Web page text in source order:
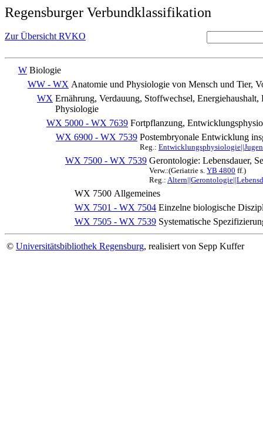
Regensburger Verbundklassifikation
Zur Übersicht RVKO
W Biologie
WW - WX Anatomie und Physiologie von Mensch und Tier,
WX Ernährung, Verdauung, Stoffwechsel,
Physiologie
WX 5000 - WX 7639 Fortpflanzung,
WX 6900 - WX 7539 Postembryonale Entwicklung
Reg.:
WX 7500 - WX 7539 Gerontologie: Lebensdauer,
Verw.:(Geriatrie s. YB 4800 ff.)
Reg.:
WX 7500 Allgemeines
WX 7501 - WX 7504 Einzelne biologische
WX 7505 - WX 7539 Systematische
© Universitätsbibliothek Regensburg, realisiert von Sepp Kuffer